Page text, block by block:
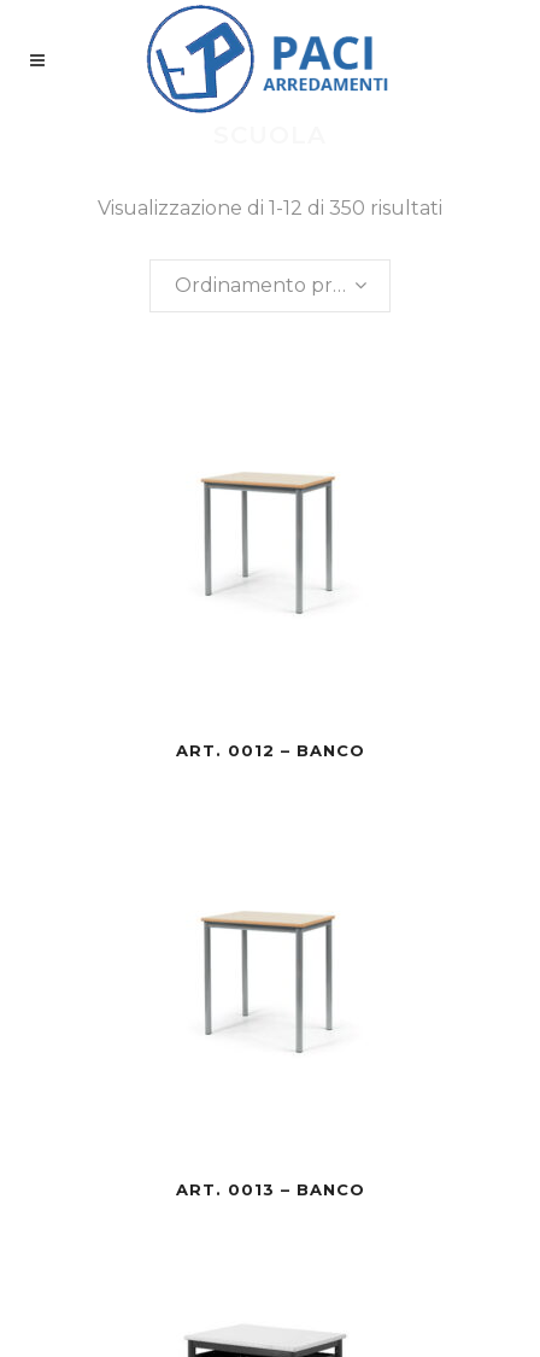
Visualizzazione di 1-12 di 350 risultati
Ordinamento predefinito
ART. 0012 – BANCO
ART. 0013 – BANCO